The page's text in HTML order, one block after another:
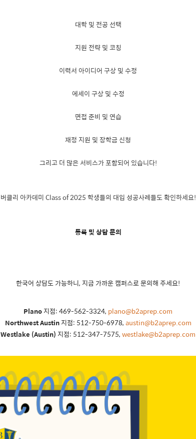
대학 및 전공 선택
지원 전략 및 코칭
이력서 아이디어 구상 및 수정
에세이 구상 및 수정
면접 준비 및 연습
재정 지원 및 장학금 신청
그리고 더 많은 서비스가 포함되어 있습니다!
버클리 아카데미 Class of 2025 학생들의 대입 성공사례들도 확인하세요!
등록 및 상담 문의
한국어 상담도 가능하니, 지금 가까운 캠퍼스로 문의해 주세요!
Plano지점: 469-562-3324, plano@b2aprep.com
Northwest Austin지점: 512-750-6978,austin@b2aprep.com
Westlake (Austin) 지점: 512-347-7575,westlake@b2aprep.com